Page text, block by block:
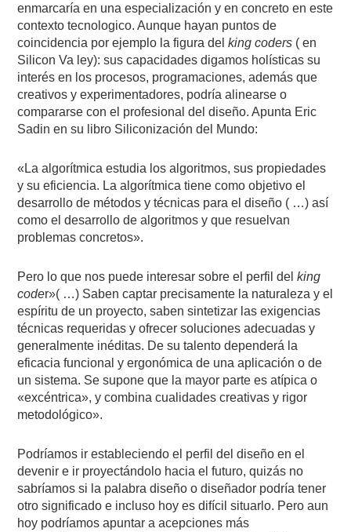
enmarcaría en una especialización y en concreto en este
contexto tecnologico. Aunque hayan puntos de
coincidencia por ejemplo la figura delking coders ( en
Silicon Va ley): sus capacidades digamos holísticas su
interés en los procesos, programaciones, además que
creativos y experimentadores, podría alinearse o
compararse con el profesional del diseño. Apunta Eric
Sadin en su libro Siliconización del Mundo:
«La algorítmica estudia los algoritmos, sus propiedades
y su eficiencia. La algorítmica tiene como objetivo el
desarrollo de métodos y técnicas para el diseño ( …) así
como el desarrollo de algoritmos y que resuelvan
problemas concretos».
Pero lo que nos puede interesar sobre el perfil delking
coder»( …) Saben captar precisamente la naturaleza y el
espíritu de un proyecto, saben sintetizar las exigencias
técnicas requeridas y ofrecer soluciones adecuadas y
generalmente inéditas. De su talento dependerá la
eficacia funcional y ergonómica de una aplicación o de
un sistema. Se supone que la mayor parte es atípica o
«excéntrica», y combina cualidades creativas y rigor
metodológico».
Podríamos ir estableciendo el perfil del diseño en el
devenir e ir proyectándolo hacia el futuro, quizás no
sabríamos si la palabra diseño o diseñador podría tener
otro significado e incluso hoy es difícil situarlo. Pero aun
hoy podríamos apuntar a acepciones más